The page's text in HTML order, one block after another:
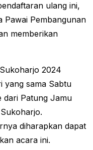
ulang ini,
Pawai Pembangunan
memberikan
2024
yang sama Sabtu
dari Patung Jamu
diharapkan dapat
acara ini.